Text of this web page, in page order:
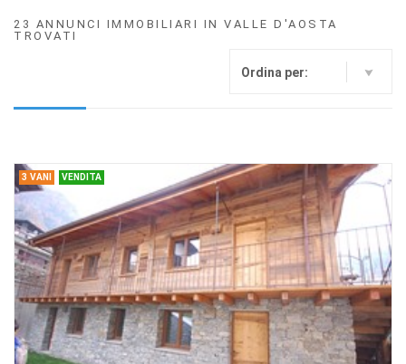
23 ANNUNCI IMMOBILIARI IN VALLE D'AOSTA
TROVATI
Ordina per:
3 VANI VENDITA